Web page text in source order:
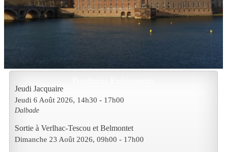
Jeudi Jacquaire
Jeudi 6 Août 2026, 14h30 - 17h00
Dalbade
Sortie à Verlhac-Tescou et Belmontet
Dimanche 23 Août 2026, 09h00 - 17h00